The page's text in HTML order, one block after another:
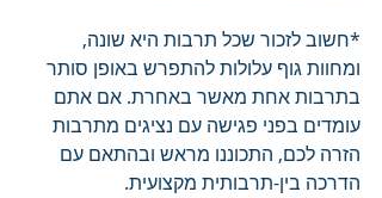
*חשוב לזכור שכל תרבות היא שונה,
ומחוות גוף עלולות להתפרש באופן סותר
בתרבות אחת מאשר באחרת. אם אתם
עומדים בפני פגישה עם נציגים מתרבות
הזרה לכם, התכוננו מראש ובהתאם עם
הדרכה בין-תרבותית מקצועית.